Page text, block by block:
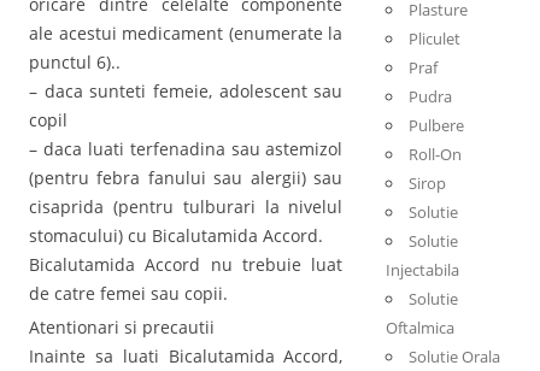
ale acestui medicament (enumerate la
punctul 6)..
– daca sunteti femeie, adolescent sau
copil
– daca luati terfenadina sau astemizol
(pentru febra fanului sau alergii) sau
cisaprida (pentru tulburari la nivelul
stomacului) cu Bicalutamida Accord.
Bicalutamida Accord nu trebuie luat
de catre femei sau copii.
Atentionari si precautii
Inainte sa luati Bicalutamida Accord,
Plasture
Pliculet
Praf
Pudra
Pulbere
Roll-On
Sirop
Solutie
Solutie
Injectabila
Solutie
Oftalmica
Solutie Orala